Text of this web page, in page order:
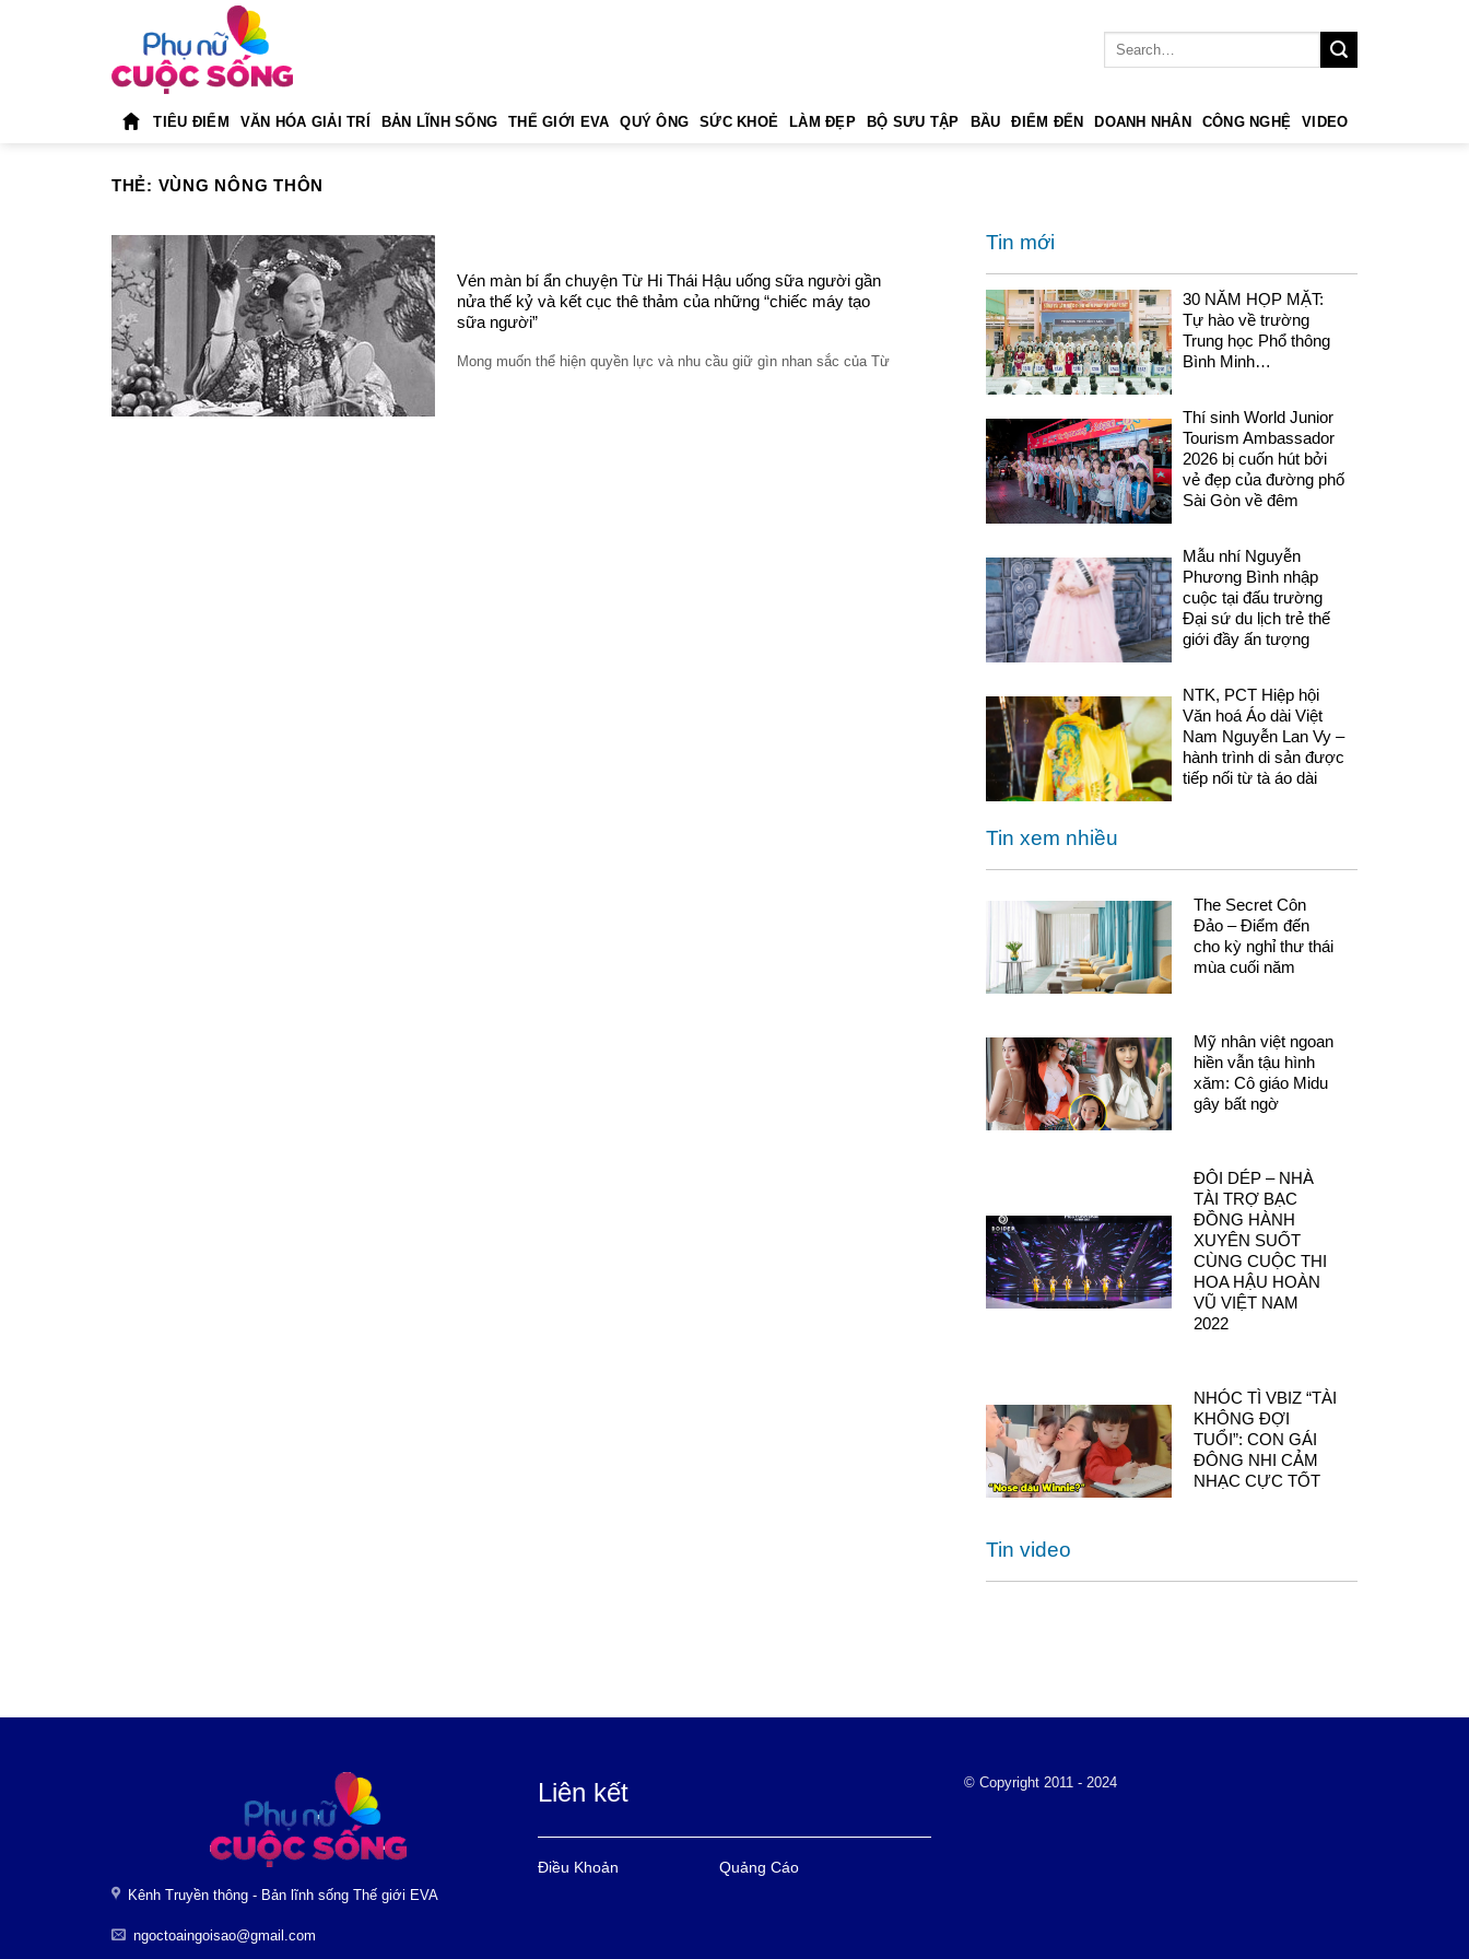
TIÊU ĐIỂM VĂN HÓA GIẢI TRÍ BẢN LĨNH SỐNG THẾ GIỚI EVA QUÝ ÔNG SỨC KHOẺ LÀM ĐẸP BỘ SƯU TẬP BẦU ĐIỂM ĐẾN DOANH NHÂN CÔNG NGHỆ VIDEO
THẺ: VÙNG NÔNG THÔN
Vén màn bí ẩn chuyện Từ Hi Thái Hậu uống sữa người gần
nửa thế kỷ và kết cục thê thảm của những “chiếc máy tạo
sữa người”
Mong muốn thể hiện quyền lực và nhu cầu giữ gìn nhan sắc của Từ
Tin mới
30 NĂM HỌP MẶT:
Tự hào về trường
Trung học Phổ thông
Bình Minh…
Thí sinh World Junior
Tourism Ambassador
2026 bị cuốn hút bởi
vẻ đẹp của đường phố
Sài Gòn về đêm
Mẫu nhí Nguyễn
Phương Bình nhập
cuộc tại đấu trường
Đại sứ du lịch trẻ thế
giới đầy ấn tượng
NTK, PCT Hiệp hội
Văn hoá Áo dài Việt
Nam Nguyễn Lan Vy –
hành trình di sản được
tiếp nối từ tà áo dài
Tin xem nhiều
The Secret Côn
Đảo – Điểm đến
cho kỳ nghỉ thư thái
mùa cuối năm
Mỹ nhân việt ngoan
hiền vẫn tậu hình
xăm: Cô giáo Midu
gây bất ngờ
ĐÔI DÉP – NHÀ
TÀI TRỢ BẠC
ĐỒNG HÀNH
XUYÊN SUỐT
CÙNG CUỘC THI
HOA HẬU HOÀN
VŨ VIỆT NAM
2022
NHÓC TÌ VBIZ “TÀI
KHÔNG ĐỢI
TUỔI”: CON GÁI
ĐÔNG NHI CẢM
NHẠC CỰC TỐT
Tin video
Kênh Truyền thông - Bản lĩnh sống Thế giới EVA
ngoctoaingoisao@gmail.com
Liên kết
Điều Khoản Quảng Cáo
© Copyright 2011 - 2024